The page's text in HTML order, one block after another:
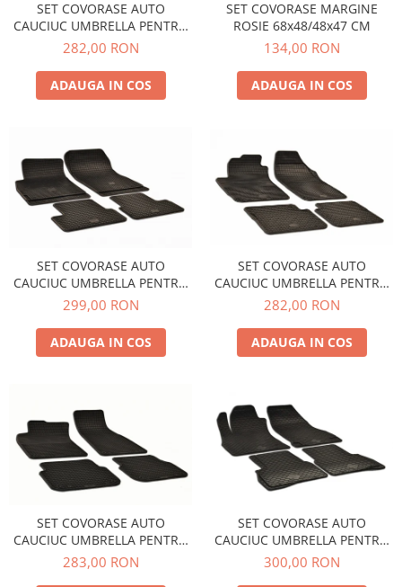
Accesorii Electronice Auto
Incarcatoare Auto
Accesorii pentru Roti si Anvelope
Organizatoare Auto
SET COVORASE AUTO
CAUCIUC UMBRELLA PENTRU
VW POLO V (6R / 6C / 61) 2009-
2017
282,00 RON
ADAUGA IN COS
SET COVORASE MARGINE
ROSIE 68x48/48x47 CM
134,00 RON
ADAUGA IN COS
SET COVORASE AUTO
CAUCIUC UMBRELLA PENTRU
OPEL ASTRA J (2009-2015)
ZAFIRA C TOURER (2011-2019)
CHEVROLET CRUZE (2009-)
ORLANDO (2011-)
299,00 RON
ADAUGA IN COS
SET COVORASE AUTO
CAUCIUC UMBRELLA PENTRU
FIAT BRAVO (2007-2014) STILO
(2001-2007) ALFA ROMEO
GIULIETTA (2010-) LANCIA
DELTA (2007-2014)
282,00 RON
ADAUGA IN COS
SET COVORASE AUTO
CAUCIUC UMBRELLA PENTRU
AUDI A6 (C6) (2004-2006)
283,00 RON
SET COVORASE AUTO
CAUCIUC UMBRELLA PENTRU
FIAT DOBLO II (2009-2015).
(2015-2022)
300,00 RON